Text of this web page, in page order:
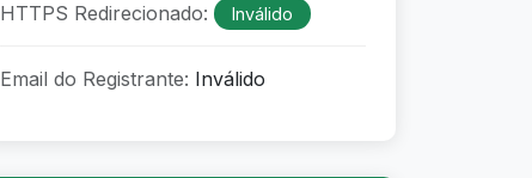
HTTPS Redirecionado: Inválido
Email do Registrante: Inválido